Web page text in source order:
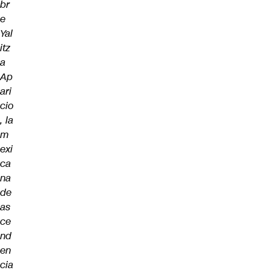
br
e
Yal
itz
a
Ap
ari
cio
, la
m
exi
ca
na
de
as
ce
nd
en
cia